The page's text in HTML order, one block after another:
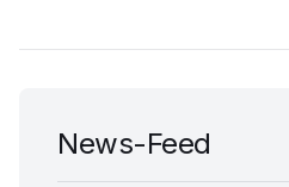
News-Feed